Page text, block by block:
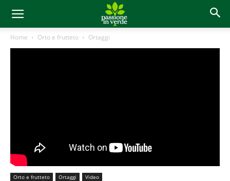
Home Orto e frutteto Ortaggi
Orto e frutteto Ortaggi Video